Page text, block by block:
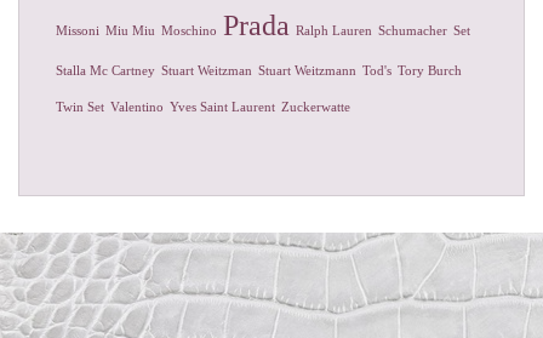
Missoni Miu Miu Moschino Prada Ralph Lauren Schumacher Set
Stalla Mc Cartney Stuart Weitzman Stuart Weitzmann Tod's Tory Burch
Twin Set Valentino Yves Saint Laurent Zuckerwatte